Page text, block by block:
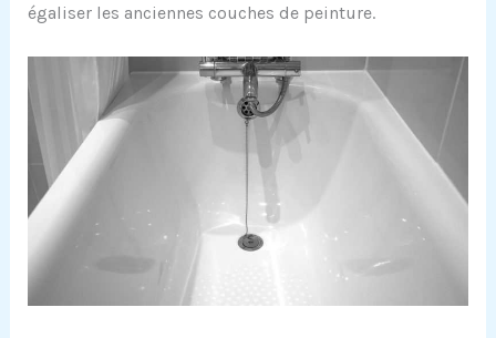
égaliser les anciennes couches de peinture.